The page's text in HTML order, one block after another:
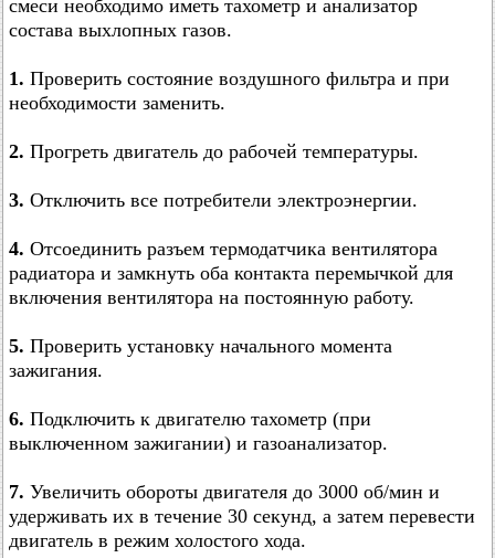
смеси необходимо иметь тахометр и анализатор
состава выхлопных газов.
1. Проверить состояние воздушного фильтра и при
необходимости заменить.
2. Прогреть двигатель до рабочей температуры.
3. Отключить все потребители электроэнергии.
4. Отсоединить разъем термодатчика вентилятора
радиатора и замкнуть оба контакта перемычкой для
включения вентилятора на постоянную работу.
5. Проверить установку начального момента
зажигания.
6. Подключить к двигателю тахометр (при
выключенном зажигании) и газоанализатор.
7. Увеличить обороты двигателя до 3000 об/мин и
удерживать их в течение 30 секунд, а затем перевести
двигатель в режим холостого хода.